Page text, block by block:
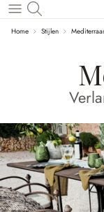
Naar de hoofdinhoud
Home Stijlen